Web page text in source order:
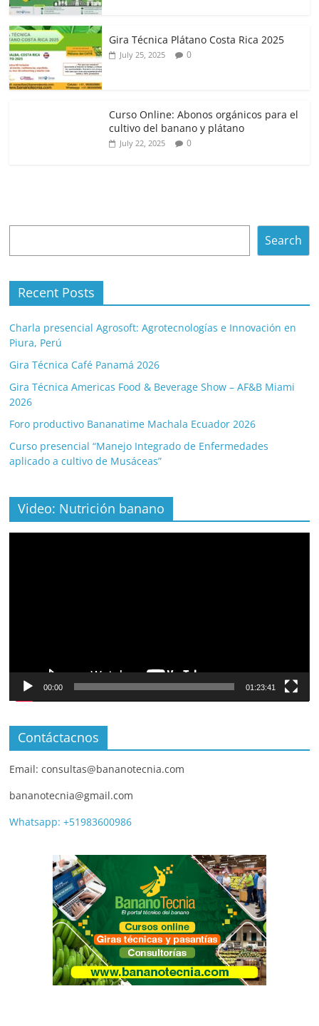
Gira Técnica Plátano Costa Rica 2025
July 25, 2025 0
Curso Online: Abonos orgánicos para el
cultivo del banano y plátano
July 22, 2025 0
Search
Recent Posts
Charla presencial Agrosoft: Agrotecnologías e Innovación en
Piura, Perú
Gira Técnica Café Panamá 2026
Gira Técnica Americas Food & Beverage Show – AF&B Miami
2026
Foro productivo Bananatime Machala Ecuador 2026
Curso presencial “Manejo Integrado de Enfermedades
aplicado a cultivo de Musáceas”
Video: Nutrición banano
00:00 01:23:41
Contáctacnos
Email: consultas@bananotecnia.com
bananotecnia@gmail.com
Whatsapp: +51983600986